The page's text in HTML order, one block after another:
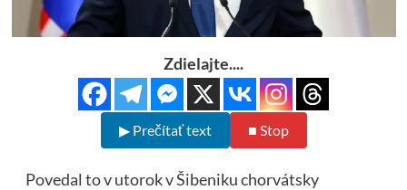
Zdielajte....
▶ Prečítať text ■ Stop
Povedal to v utorok v Šibeniku chorvátsky